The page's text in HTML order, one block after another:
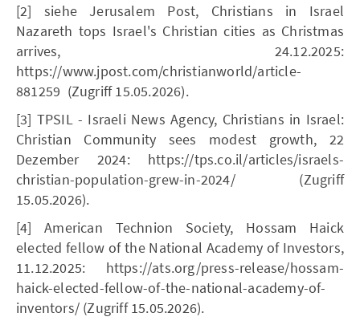
[2] siehe Jerusalem Post, Christians in Israel
Nazareth tops Israel's Christian cities as Christmas
arrives, 24.12.2025:
https://www.jpost.com/christianworld/article-
881259 (Zugriff 15.05.2026).
[3] TPSIL - Israeli News Agency, Christians in Israel:
Christian Community sees modest growth, 22
Dezember 2024: https://tps.co.il/articles/israels-
christian-population-grew-in-2024/ (Zugriff
15.05.2026).
[4] American Technion Society, Hossam Haick
elected fellow of the National Academy of Investors,
11.12.2025: https://ats.org/press-release/hossam-
haick-elected-fellow-of-the-national-academy-of-
inventors/ (Zugriff 15.05.2026).